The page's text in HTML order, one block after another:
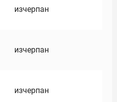
изчерпан
изчерпан
изчерпан